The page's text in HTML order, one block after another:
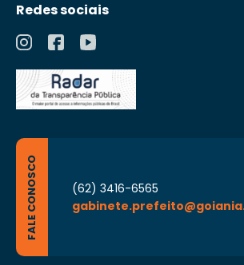
Redes sociais
FALE CONOSCO
(62) 3416-6565